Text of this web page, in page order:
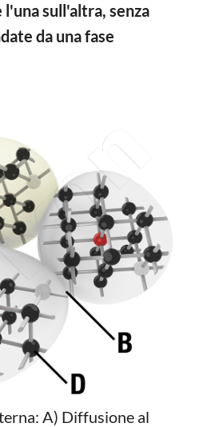
sull'altra, senza
da una fase
A) Diffusione al